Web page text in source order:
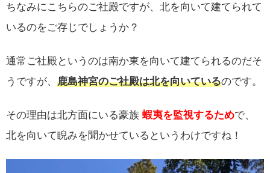
ちなみにこちらのご社殿ですが、北を向いて建てられて
いるのをご存じでしょうか？
通常ご社殿というのは南か東を向いて建てられるのだそ
うですが、 鹿島神宮のご社殿は北を向いているのです。
その理由は北方面にいる豪族 蝦夷を監視するためで、
北を向いて睨みを聞かせているというわけですね！